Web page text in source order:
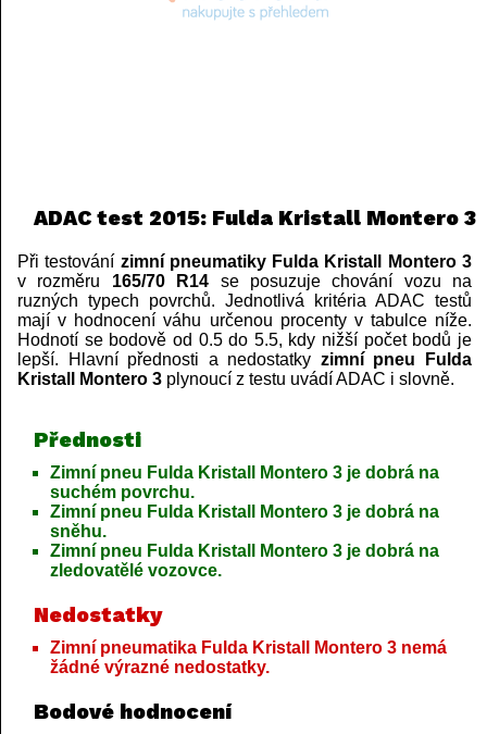
ADAC test 2015: Fulda Kristall Montero 3
Při testování zimní pneumatiky Fulda Kristall Montero 3
v rozměru 165/70 R14 se posuzuje chování vozu na
ruzných typech povrchů. Jednotlivá kritéria ADAC testů
mají v hodnocení váhu určenou procenty v tabulce níže.
Hodnotí se bodově od 0.5 do 5.5, kdy nižší počet bodů je
lepší. Hlavní přednosti a nedostatky zimní pneu Fulda
Kristall Montero 3 plynoucí z testu uvádí ADAC i slovně.
Přednosti
Zimní pneu Fulda Kristall Montero 3 je dobrá na
suchém povrchu.
Zimní pneu Fulda Kristall Montero 3 je dobrá na
sněhu.
Zimní pneu Fulda Kristall Montero 3 je dobrá na
zledovatělé vozovce.
Nedostatky
Zimní pneumatika Fulda Kristall Montero 3 nemá
žádné výrazné nedostatky.
Bodové hodnocení